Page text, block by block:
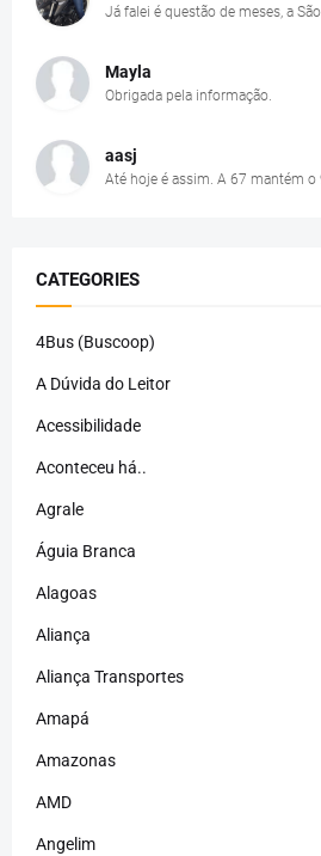
Já falei é questão de meses, a
Mayla
Obrigada pela informação.
aasj
Até hoje é assim. A 67 mantém
CATEGORIES
4Bus (Buscoop)
A Dúvida do Leitor
Acessibilidade
Aconteceu há..
Agrale
Águia Branca
Alagoas
Aliança
Aliança Transportes
Amapá
Amazonas
AMD
Angelim